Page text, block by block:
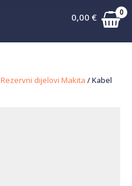
0,00 € 0
Rezervni dijelovi Makita / Kabel